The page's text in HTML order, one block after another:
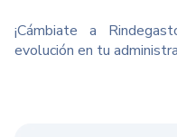
¡Cámbiate a
evolución en tu